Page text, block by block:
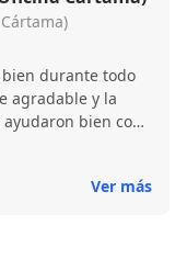
bien durante todo
agradable y la
bien con
Ver más